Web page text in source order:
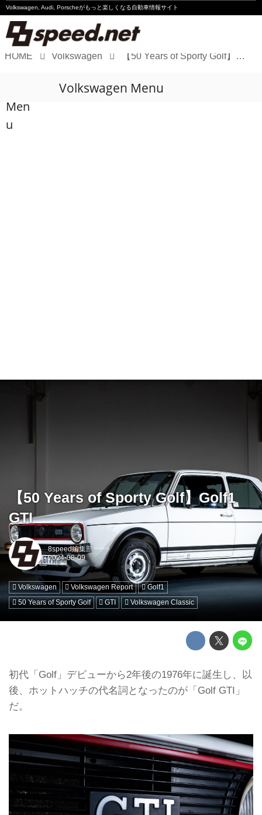
Volkswagen, Audi, Porscheがもっと楽しくなる自動車情報サイト
Audi
HOME Volkswagen 【50 Years of Sporty Golf】Golf1 GTI
Men
u
Volkswagen Menu
【50 Years of Sporty Golf】Golf1
GTI
8speed編集部
Volkswagen Volkswagen Report
Golf1
50 Years of Sporty Golf
GTI Volkswagen Classic
初代「Golf」デビューから2年後の1976年に誕生し、以
後、ホットハッチの代名詞となったのが「Golf GTI」
だ。